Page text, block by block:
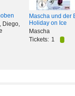
Diego,
Mascha und der
Holiday on Ice
Mascha
Tickets: 1